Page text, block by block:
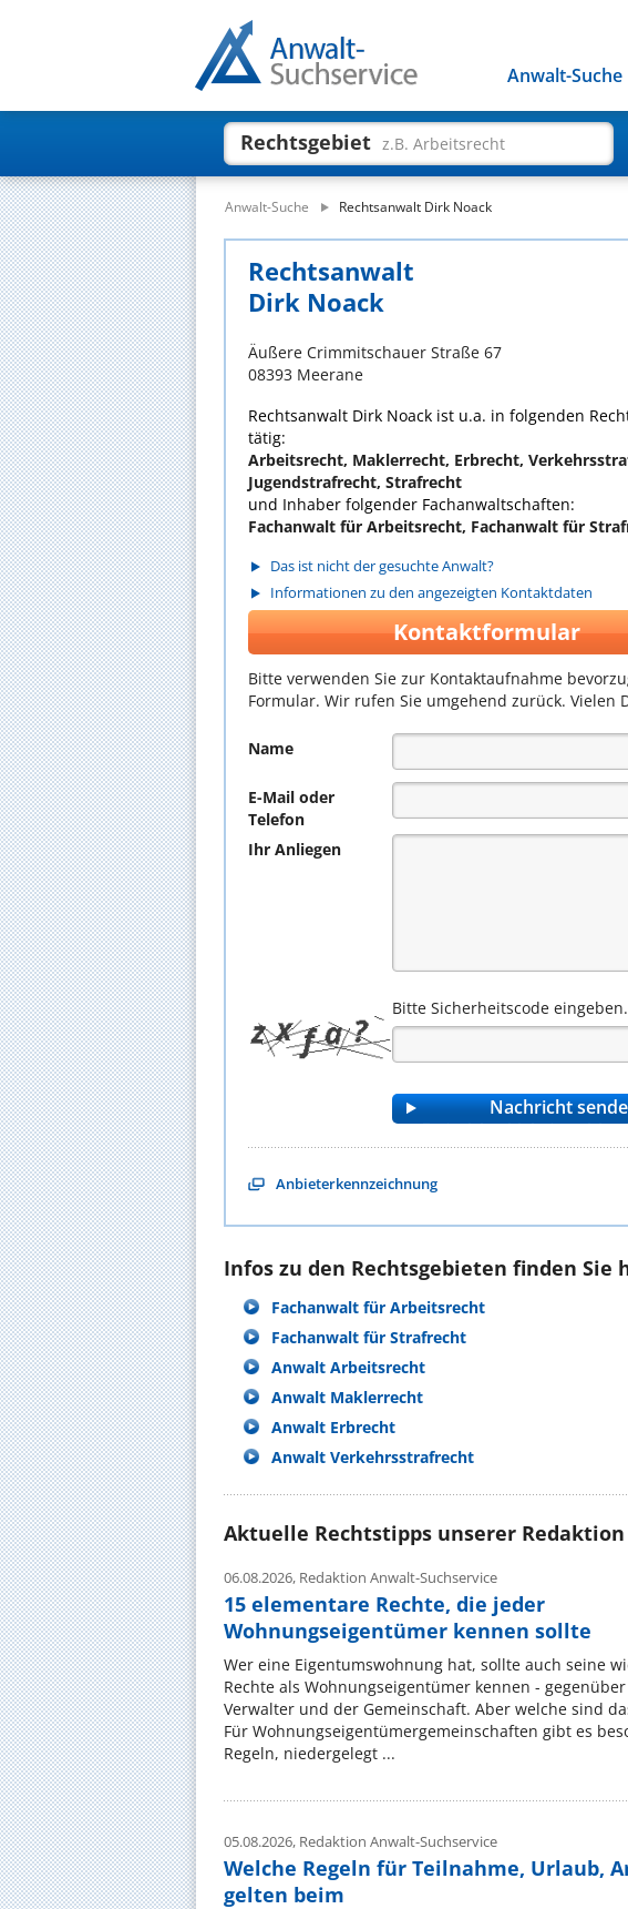
Anwalt-Suche
Rechtsgebiet z.B. Arbeitsrecht
Anwalt-Suche Rechtsanwalt Dirk Noack
Rechtsanwalt
Dirk Noack
Äußere Crimmitschauer Straße 67
08393 Meerane
Rechtsanwalt Dirk Noack ist u.a. in folgenden
tätig:
Arbeitsrecht, Maklerrecht, Erbrecht,
Jugendstrafrecht, Strafrecht
und Inhaber folgender Fachanwaltschaften:
Fachanwalt für Arbeitsrecht, Fachanwalt für
Das ist nicht der gesuchte Anwalt?
Informationen zu den angezeigten Kontaktdaten
Kontaktformular
Bitte verwenden Sie zur Kontaktaufnahme
Formular. Wir rufen Sie umgehend zurück. Vielen
Name
E-Mail oder
Telefon
Ihr Anliegen
Bitte Sicherheitscode eingeben.
Anbieterkennzeichnung
Infos zu den Rechtsgebieten finden Sie
Fachanwalt für Arbeitsrecht
Fachanwalt für Strafrecht
Anwalt Arbeitsrecht
Anwalt Maklerrecht
Anwalt Erbrecht
Anwalt Verkehrsstrafrecht
Aktuelle Rechtstipps unserer Redaktion
06.08.2026, Redaktion Anwalt-Suchservice
15 elementare Rechte, die jeder
Wohnungseigentümer kennen sollte
Wer eine Eigentumswohnung hat, sollte auch seine
Rechte als Wohnungseigentümer kennen -
Verwalter und der Gemeinschaft. Aber welche sind
Für Wohnungseigentümergemeinschaften gibt es
Regeln, niedergelegt ...
05.08.2026, Redaktion Anwalt-Suchservice
Welche Regeln für Teilnahme, Urlaub,
gelten beim